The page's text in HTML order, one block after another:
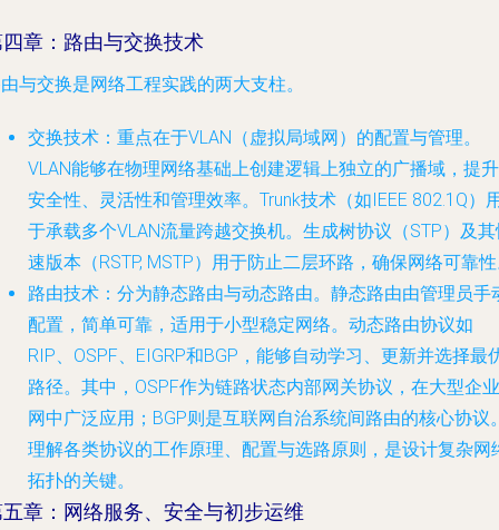
章：路由与交换技术
与交换是网络工程实践的两大支柱。
交换技术 ：重点在于VLAN（虚拟局域网）的配置与管理。
VLAN能够在物理网络基础上创建逻辑上独立的广播域，提升
安全性、灵活性和管理效率。Trunk技术（如IEEE 802.1Q）
于承载多个VLAN流量跨越交换机。生成树协议（STP）及
速版本（RSTP, MSTP）用于防止二层环路，确保网络可靠
路由技术 ：分为静态路由与动态路由。静态路由由管理员手
配置，简单可靠，适用于小型稳定网络。动态路由协议如
RIP、OSPF、EIGRP和BGP，能够自动学习、更新并选择最
路径。其中，OSPF作为链路状态内部网关协议，在大型企业
网中广泛应用；BGP则是互联网自治系统间路由的核心协议
理解各类协议的工作原理、配置与选路原则，是设计复杂网
拓扑的关键。
章：网络服务、安全与初步运维